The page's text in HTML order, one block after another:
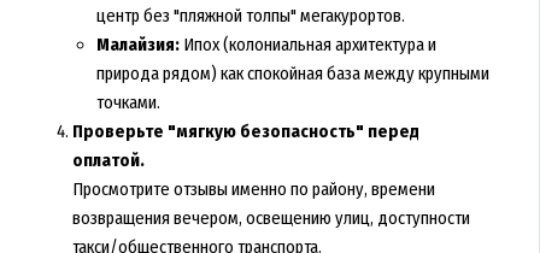
центр без "пляжной толпы" мегакурортов.
Малайзия:Ипох (колониальная архитектура и
природа рядом) как спокойная база между крупными
точками.
Проверьте "мягкую безопасность" перед
оплатой.
Просмотрите отзывы именно по району, времени
возвращения вечером, освещению улиц, доступности
такси/общественного транспорта.